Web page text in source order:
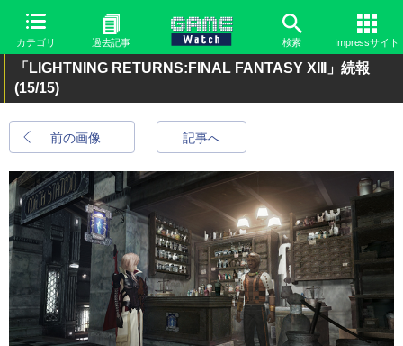
カテゴリ 過去記事 検索 Impressサイト
「LIGHTNING RETURNS:FINAL FANTASY XIII」続報
(15/15)
前の画像 記事へ